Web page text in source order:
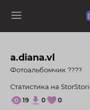
a.diana.vl
Фотоальбомчик ????
Статистика на
19 0 0